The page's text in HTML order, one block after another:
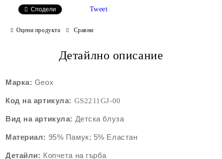
Сподели Tweet
Оцени продукта Сравни
Детайлно описание
Марка: Geox
Код на артикула: GS2211GJ-00
Вид на артикула: Детскa блуза
Материал: 95% Памук; 5% Еластан
Детайли: Копчета на гърба